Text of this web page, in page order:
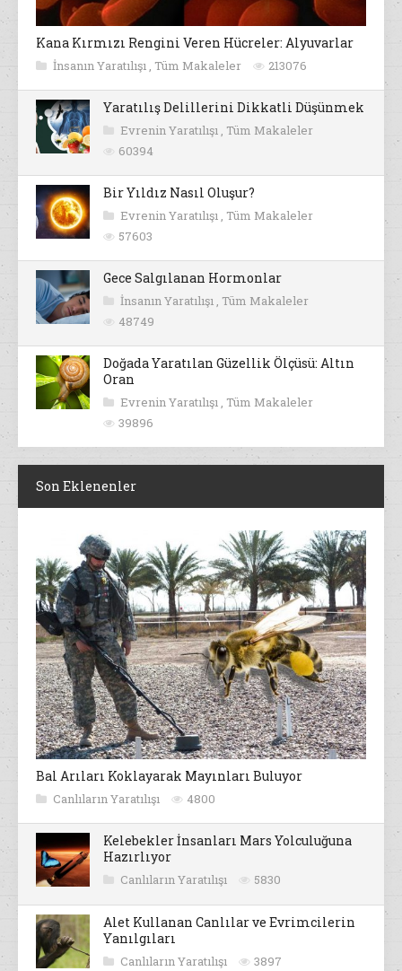
Kana Kırmızı Rengini Veren Hücreler: Alyuvarlar
İnsanın Yaratılışı , Tüm Makaleler 213076
Yaratılış Delillerini Dikkatli Düşünmek
Evrenin Yaratılışı , Tüm Makaleler
60394
Bir Yıldız Nasıl Oluşur?
Evrenin Yaratılışı , Tüm Makaleler
57603
Gece Salgılanan Hormonlar
İnsanın Yaratılışı , Tüm Makaleler
48749
Doğada Yaratılan Güzellik Ölçüsü: Altın
Oran
Evrenin Yaratılışı , Tüm Makaleler
39896
Son Eklenenler
Bal Arıları Koklayarak Mayınları Buluyor
Canlıların Yaratılışı 4800
Kelebekler İnsanları Mars Yolculuğuna
Hazırlıyor
Canlıların Yaratılışı 5830
Alet Kullanan Canlılar ve Evrimcilerin
Yanılgıları
Canlıların Yaratılışı 3897